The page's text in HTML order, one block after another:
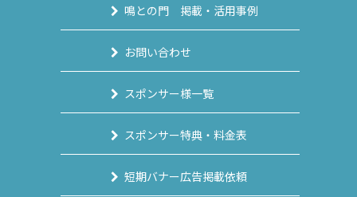
鳴との門 掲載・活用事例
お問い合わせ
スポンサー様一覧
スポンサー特典・料金表
短期バナー広告掲載依頼